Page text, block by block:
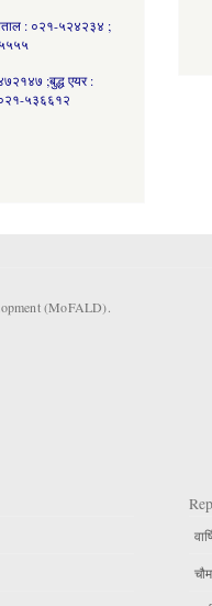
: ०२१-५२४२३४ ;
;बुद्ध एयर :
५३६६१२
(MoFALD).